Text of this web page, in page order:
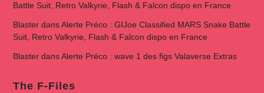
Battle Suit, Retro Valkyrie, Flash & Falcon dispo en France
BlasterdansAlerte Préco : GIJoe Classified MARS Snake Battle
Suit, Retro Valkyrie, Flash & Falcon dispo en France
BlasterdansAlerte Préco : wave 1 des figs Valaverse Extras
The F-Files